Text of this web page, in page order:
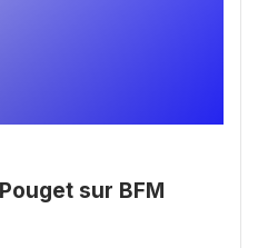
sur BFM